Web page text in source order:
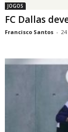
JOGOS
FC Dallas
Francisco Santos -